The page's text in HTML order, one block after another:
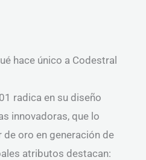
hace único a Codestral
radica en su diseño
innovadoras, que lo
oro en generación de
atributos destacan: